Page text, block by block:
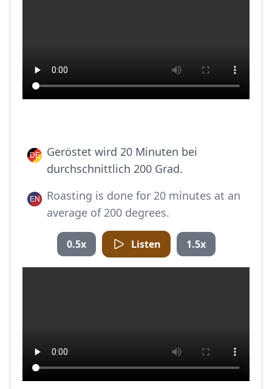
Geröstet wird 20 Minuten bei
durchschnittlich 200 Grad.
Roasting is done for 20 minutes at an
average of 200 degrees.
0.5x Listen 1.5x